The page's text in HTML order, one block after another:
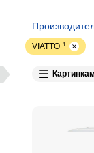
VIATTO 1